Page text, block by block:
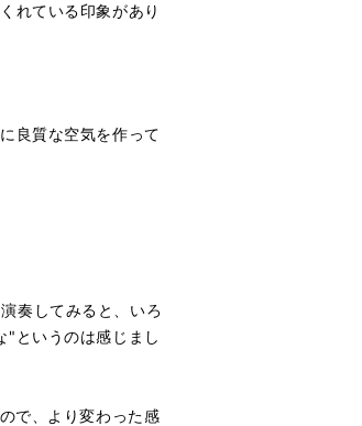
れている印象があり
良質な空気を作って
奏してみると、いろ
"というのは感じまし
で、より変わった感